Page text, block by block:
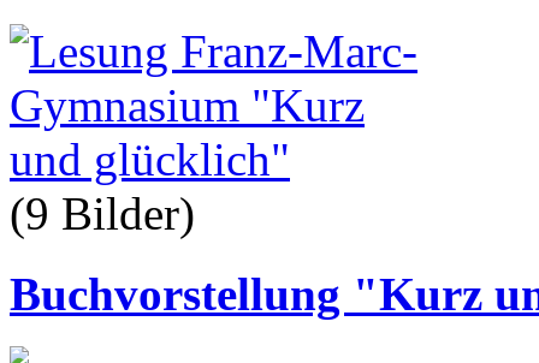
(9 Bilder)
Buchvorstellung "Kurz